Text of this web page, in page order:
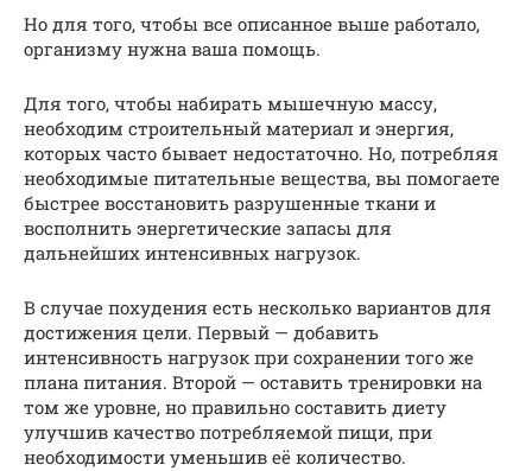
Но для того, чтобы все описанное выше работало,
организму нужна ваша помощь.
Для того, чтобы набирать мышечную массу,
необходим строительный материал и энергия,
которых часто бывает недостаточно. Но, потребляя
необходимые питательные вещества, вы помогаете
быстрее восстановить разрушенные ткани и
восполнить энергетические запасы для
дальнейших интенсивных нагрузок.
В случае похудения есть несколько вариантов для
достижения цели. Первый — добавить
интенсивность нагрузок при сохранении того же
плана питания. Второй — оставить тренировки на
том же уровне, но правильно составить диету
улучшив качество потребляемой пищи, при
необходимости уменьшив её количество.